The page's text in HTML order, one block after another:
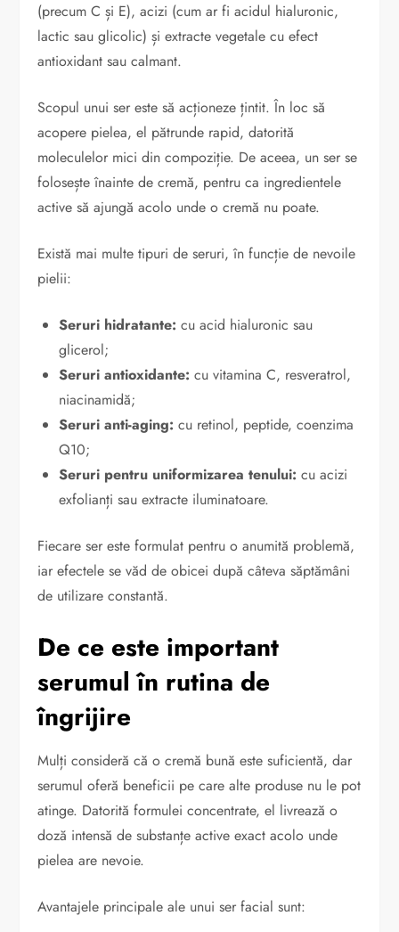
(precum C și E), acizi (cum ar fi acidul hialuronic,
lactic sau glicolic) și extracte vegetale cu efect
antioxidant sau calmant.
Scopul unui ser este să acționeze țintit. În loc să
acopere pielea, el pătrunde rapid, datorită
moleculelor mici din compoziție. De aceea, un ser se
folosește înainte de cremă, pentru ca ingredientele
active să ajungă acolo unde o cremă nu poate.
Există mai multe tipuri de seruri, în funcție de nevoile
pielii:
Seruri hidratante: cu acid hialuronic sau
glicerol;
Seruri antioxidante: cu vitamina C, resveratrol,
niacinamidă;
Seruri anti-aging: cu retinol, peptide, coenzima
Q10;
Seruri pentru uniformizarea tenului: cu acizi
exfolianți sau extracte iluminatoare.
Fiecare ser este formulat pentru o anumită problemă,
iar efectele se văd de obicei după câteva săptămâni
de utilizare constantă.
De ce este important
serumul în rutina de
îngrijire
Mulți consideră că o cremă bună este suficientă, dar
serumul oferă beneficii pe care alte produse nu le pot
atinge. Datorită formulei concentrate, el livrează o
doză intensă de substanțe active exact acolo unde
pielea are nevoie.
Avantajele principale ale unui ser facial sunt: